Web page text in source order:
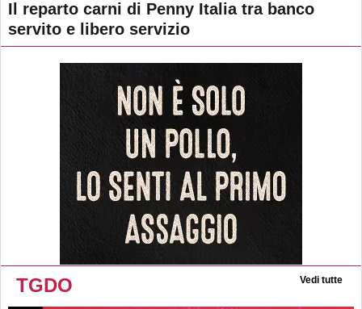
Il reparto carni di Penny Italia tra banco
servito e libero servizio
TGDO Vedi tutte